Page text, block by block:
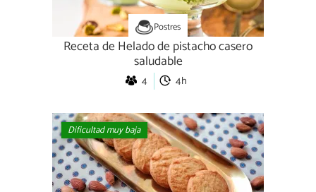
Postres
Receta de Helado de pistacho casero
saludable
4 4h
Dificultad muy baja